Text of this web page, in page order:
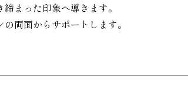
まった印象へ導きます。
両面からサポートします。